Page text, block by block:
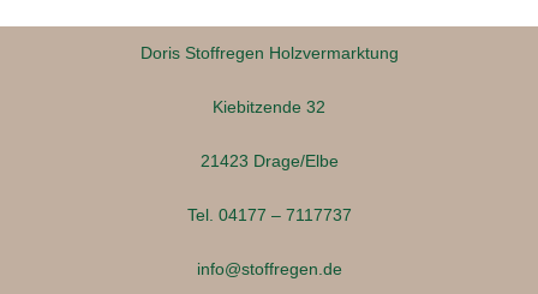
Doris Stoffregen Holzvermarktung
Kiebitzende 32
21423 Drage/Elbe
Tel. 04177 – 7117737
info@stoffregen.de